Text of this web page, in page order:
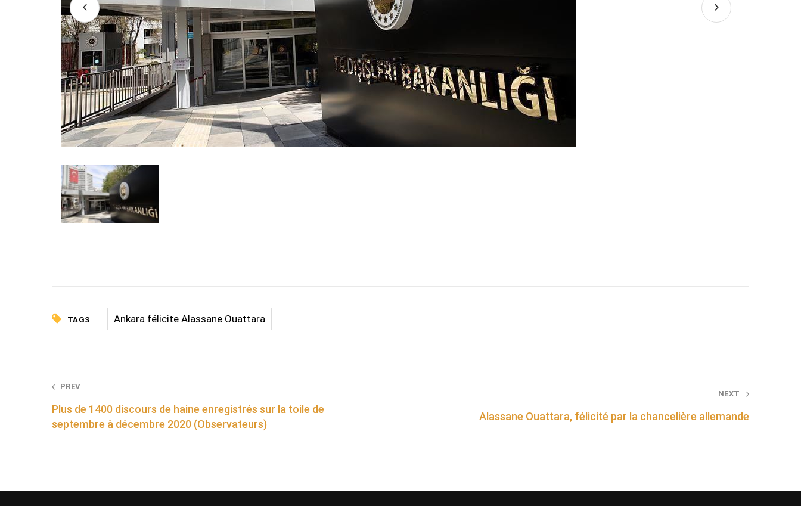
TAGS Ankara félicite Alassane Ouattara
Post
navigation
PREV
Plus de 1400 discours de haine enregistrés sur la toile de
septembre à décembre 2020 (Observateurs)
NEXT
Alassane Ouattara, félicité par la chancelière allemande